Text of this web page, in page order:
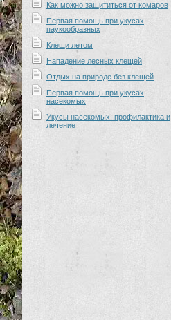
Как можно защититься от комаров
Первая помощь при укусах
паукообразных
Клещи летом
Нападение лесных клещей
Отдых на природе без клещей
Первая помощь при укусах
насекомых
Укусы насекомых: профилактика и
лечение